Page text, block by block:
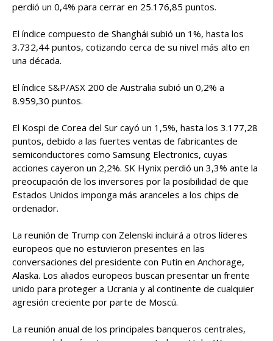
perdió un 0,4% para cerrar en 25.176,85 puntos.
El índice compuesto de Shanghái subió un 1%, hasta los
3.732,44 puntos, cotizando cerca de su nivel más alto en
una década.
El índice S&P/ASX 200 de Australia subió un 0,2% a
8.959,30 puntos.
El Kospi de Corea del Sur cayó un 1,5%, hasta los 3.177,28
puntos, debido a las fuertes ventas de fabricantes de
semiconductores como Samsung Electronics, cuyas
acciones cayeron un 2,2%. SK Hynix perdió un 3,3% ante la
preocupación de los inversores por la posibilidad de que
Estados Unidos imponga más aranceles a los chips de
ordenador.
La reunión de Trump con Zelenski incluirá a otros líderes
europeos que no estuvieron presentes en las
conversaciones del presidente con Putin en Anchorage,
Alaska. Los aliados europeos buscan presentar un frente
unido para proteger a Ucrania y al continente de cualquier
agresión creciente por parte de Moscú.
La reunión anual de los principales banqueros centrales,